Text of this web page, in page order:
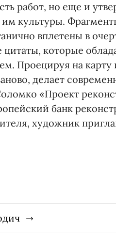
работ, но еще и
культуры.
вплетены в
которые
Проецируя на
делает
«Проект
банк
художник